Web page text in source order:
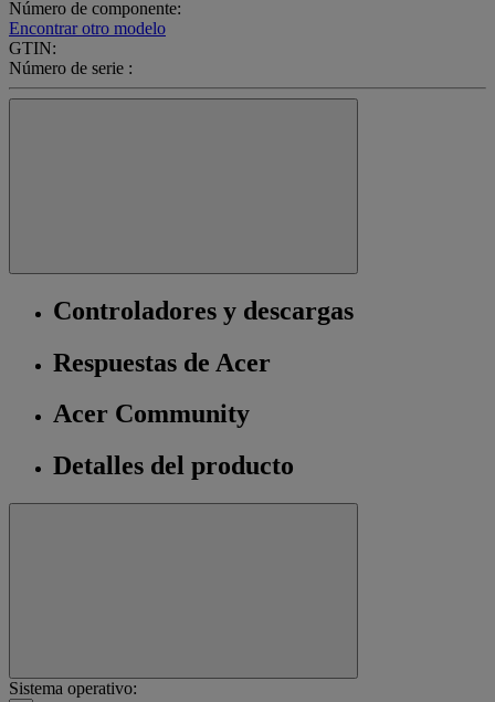
Número de componente:
Encontrar otro modelo
GTIN:
Número de serie :
Controladores y descargas
Respuestas de Acer
Acer Community
Detalles del producto
Sistema operativo: